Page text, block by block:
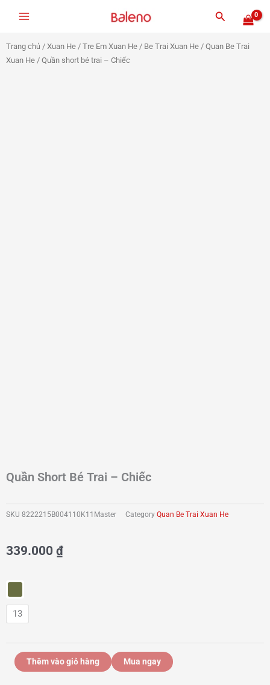
dung
Tìm
Trang chủ / Xuan He / Tre Em Xuan He / Be Trai Xuan He / Quan Be Trai
Xuan He / Quần short bé trai – Chiếc
Quần Short Bé Trai – Chiếc
SKU 8222215B004110K11Master Category Quan Be Trai Xuan He
339.000 ₫
13
Quần
short
bé
-
Chiếc Thêm vào giỏ hàng Mua ngay